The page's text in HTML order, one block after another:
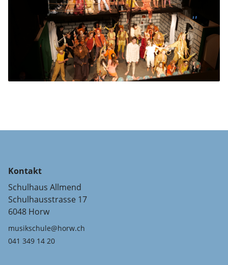
Kontakt
Schulhaus Allmend
Schulhausstrasse 17
6048 Horw
musikschule@horw.ch
041 349 14 20